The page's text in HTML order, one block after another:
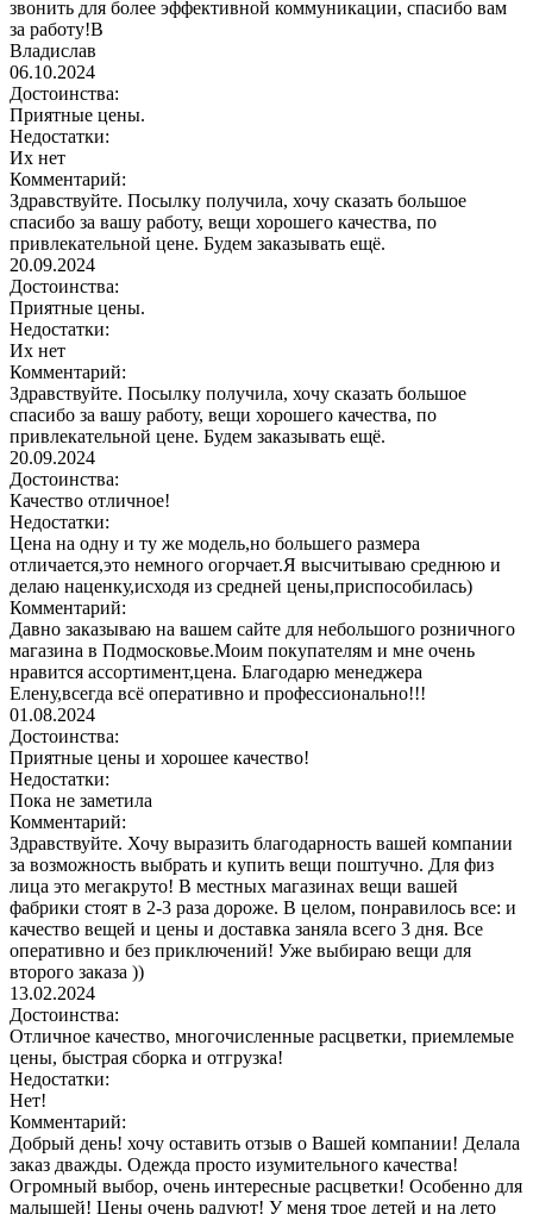
звонить для более эффективной коммуникации, спасибо вам
за работу!В
Владислав
06.10.2024
Достоинства:
Приятные цены.
Недостатки:
Их нет
Комментарий:
Здравствуйте. Посылку получила, хочу сказать большое
спасибо за вашу работу, вещи хорошего качества, по
привлекательной цене. Будем заказывать ещё.
20.09.2024
Достоинства:
Приятные цены.
Недостатки:
Их нет
Комментарий:
Здравствуйте. Посылку получила, хочу сказать большое
спасибо за вашу работу, вещи хорошего качества, по
привлекательной цене. Будем заказывать ещё.
20.09.2024
Достоинства:
Качество отличное!
Недостатки:
Цена на одну и ту же модель,но большего размера
отличается,это немного огорчает.Я высчитываю среднюю и
делаю наценку,исходя из средней цены,приспособилась)
Комментарий:
Давно заказываю на вашем сайте для небольшого розничного
магазина в Подмосковье.Моим покупателям и мне очень
нравится ассортимент,цена. Благодарю менеджера
Елену,всегда всё оперативно и профессионально!!!
01.08.2024
Достоинства:
Приятные цены и хорошее качество!
Недостатки:
Пока не заметила
Комментарий:
Здравствуйте. Хочу выразить благодарность вашей компании
за возможность выбрать и купить вещи поштучно. Для физ
лица это мегакруто! В местных магазинах вещи вашей
фабрики стоят в 2-3 раза дороже. В целом, понравилось все: и
качество вещей и цены и доставка заняла всего 3 дня. Все
оперативно и без приключений! Уже выбираю вещи для
второго заказа ))
13.02.2024
Достоинства:
Отличное качество, многочисленные расцветки, приемлемые
цены, быстрая сборка и отгрузка!
Недостатки:
Нет!
Комментарий:
Добрый день! хочу оставить отзыв о Вашей компании! Делала
заказ дважды. Одежда просто изумительного качества!
Огромный выбор, очень интересные расцветки! Особенно для
малышей! Цены очень радуют! У меня трое детей и на лето